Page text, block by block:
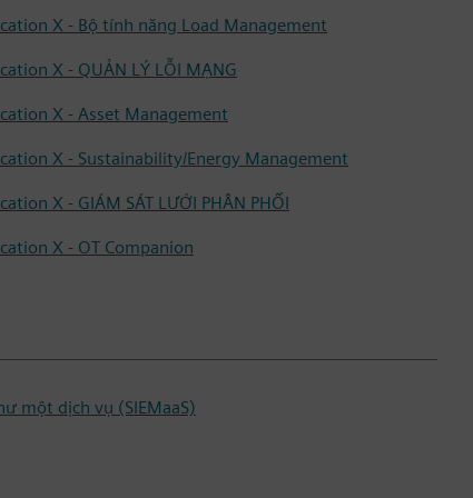
X - Bộ tính năng Load Management
X - QUẢN LÝ LỖI MẠNG
X - Asset Management
X - Sustainability/Energy Management
X - GIÁM SÁT LƯỚI PHÂN PHỐI
X - OT Companion
một dịch vụ (SIEMaaS)